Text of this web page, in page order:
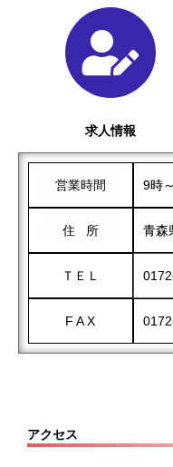
求人情報
営業時間 9時
住 所 青森
ＴＥＬ
F A X
アクセス